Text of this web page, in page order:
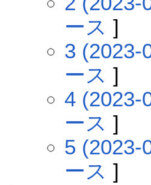
ース ]
3 (2023-
ース ]
4 (2023-
ース ]
5 (2023-
ース ]